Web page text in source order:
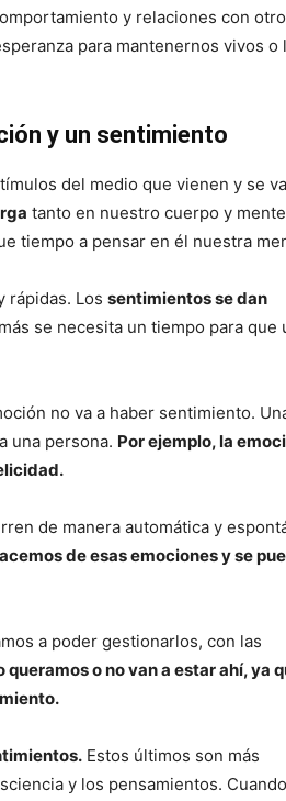
y relaciones con
para mantenernos vivos o
y un sentimiento
del medio que vienen y se
tanto en nuestro cuerpo y
tiempo a pensar en él nuestra
rápidas. Los sentimientos se dan
se necesita un tiempo para que
no va a haber sentimiento.
una persona. Por ejemplo, la
de manera automática y
de esas emociones y se
a poder gestionarlos, con las
o no van a estar ahí, ya
Estos últimos son más
y los pensamientos.